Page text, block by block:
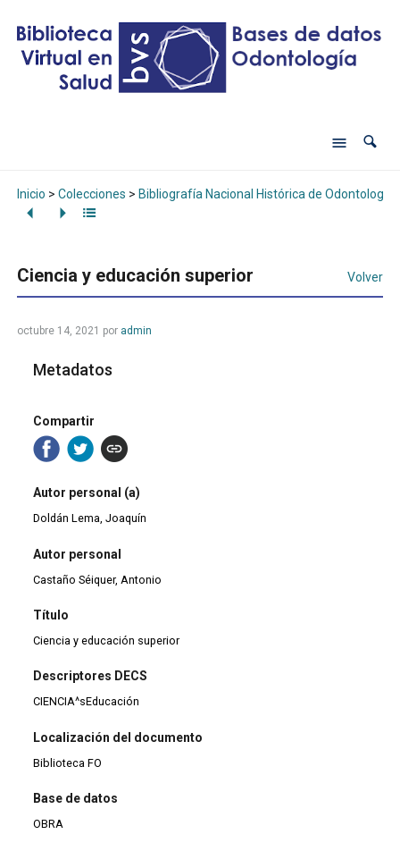
Inicio > Colecciones > Bibliografía Nacional Histórica de Odontología
Ciencia y educación superior Volver
octubre 14, 2021 por admin
Metadatos
Compartir
Autor personal (a)
Doldán Lema, Joaquín
Autor personal
Castaño Séiquer, Antonio
Título
Ciencia y educación superior
Descriptores DECS
CIENCIA^sEducación
Localización del documento
Biblioteca FO
Base de datos
OBRA